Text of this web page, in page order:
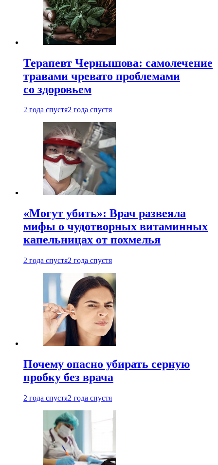
Терапевт Чернышова: самолечение
травами чревато проблемами
со здоровьем
2 года спустя2 года спустя
«Могут убить»: Врач развеяла
мифы о чудотворных витаминных
капельницах от похмелья
2 года спустя2 года спустя
Почему опасно убирать серную
пробку без врача
2 года спустя2 года спустя